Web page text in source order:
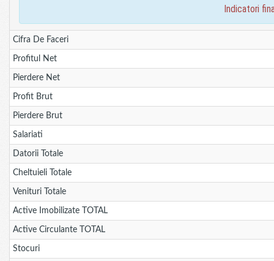
indicatori
Cifra De Faceri
Profitul Net
Pierdere Net
Profit Brut
Pierdere Brut
Salariati
Datorii Totale
Cheltuieli Totale
Venituri Totale
Active Imobilizate TOTAL
Active Circulante TOTAL
Stocuri